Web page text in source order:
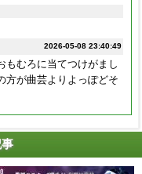
2026-05-08 23:40:49
もむろに当てつけがまし
方が曲芸よりよっぽどそ